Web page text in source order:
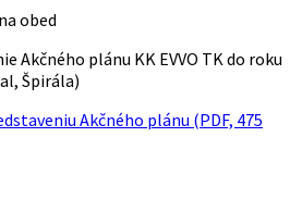
obed
Akčného plánu KK EVVO TK do roku
Špirála)
Akčného plánu (PDF, 475